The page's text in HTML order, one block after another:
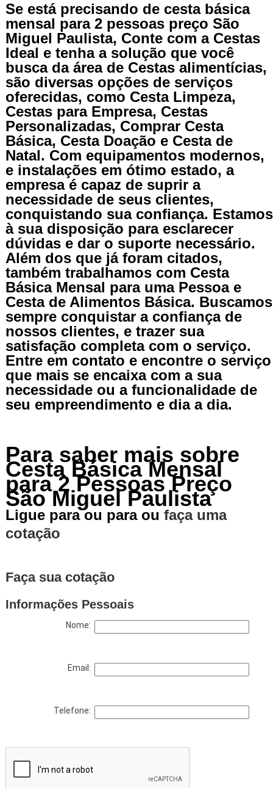
Se está precisando de cesta básica
mensal para 2 pessoas preço São
Miguel Paulista, Conte com a Cestas
Ideal e tenha a solução que você
busca da área de Cestas alimentícias,
são diversas opções de serviços
oferecidas, como Cesta Limpeza,
Cestas para Empresa, Cestas
Personalizadas, Comprar Cesta
Básica, Cesta Doação e Cesta de
Natal. Com equipamentos modernos,
e instalações em ótimo estado, a
empresa é capaz de suprir a
necessidade de seus clientes,
conquistando sua confiança. Estamos
à sua disposição para esclarecer
dúvidas e dar o suporte necessário.
Além dos que já foram citados,
também trabalhamos com Cesta
Básica Mensal para uma Pessoa e
Cesta de Alimentos Básica. Buscamos
sempre conquistar a confiança de
nossos clientes, e trazer sua
satisfação completa com o serviço.
Entre em contato e encontre o serviço
que mais se encaixa com a sua
necessidade ou a funcionalidade de
seu empreendimento e dia a dia.
Para saber mais sobre
Cesta Básica Mensal
para 2 Pessoas Preço
São Miguel Paulista
Ligue paraou para ou faça uma
cotação
Faça sua cotação
Informações Pessoais
Nome:
Email:
Telefone: